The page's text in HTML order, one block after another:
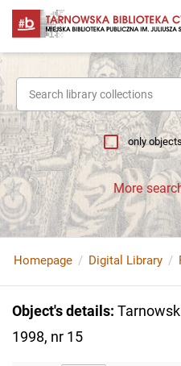
only
More
Homepage Digital Library
Object's details:
1998, nr 15